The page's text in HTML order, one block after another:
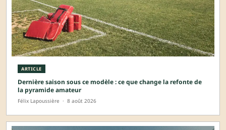
ARTICLE
Dernière saison sous ce modèle : ce que change la refonte de
la pyramide amateur
Félix Lapoussière · 8 août 2026